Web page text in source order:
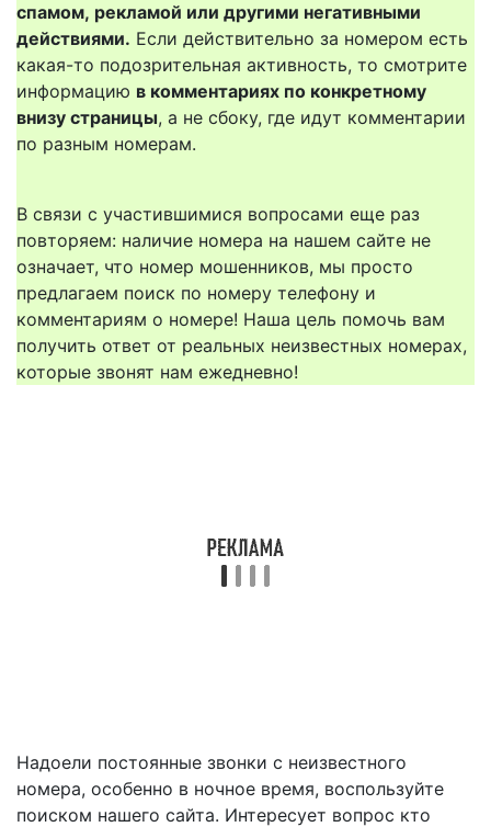
спамом, рекламой или другими негативными
действиями. Если действительно за номером есть
какая-то подозрительная активность, то смотрите
информацию в комментариях по конкретному
внизу страницы, а не сбоку, где идут комментарии
по разным номерам.
В связи с участившимися вопросами еще раз
повторяем: наличие номера на нашем сайте не
означает, что номер мошенников, мы просто
предлагаем поиск по номеру телефону и
комментариям о номере! Наша цель помочь вам
получить ответ от реальных неизвестных номерах,
которые звонят нам ежедневно!
Надоели постоянные звонки с неизвестного
номера, особенно в ночное время, воспользуйте
поиском нашего сайта. Интересует вопрос кто